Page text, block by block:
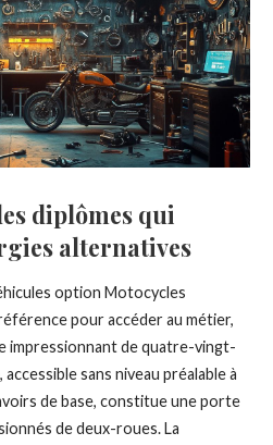
diplômes qui
alternatives
option Motocycles
pour accéder au métier,
impressionnant de quatre-vingt-
sans niveau préalable à
de base, constitue une porte
de deux-roues. La